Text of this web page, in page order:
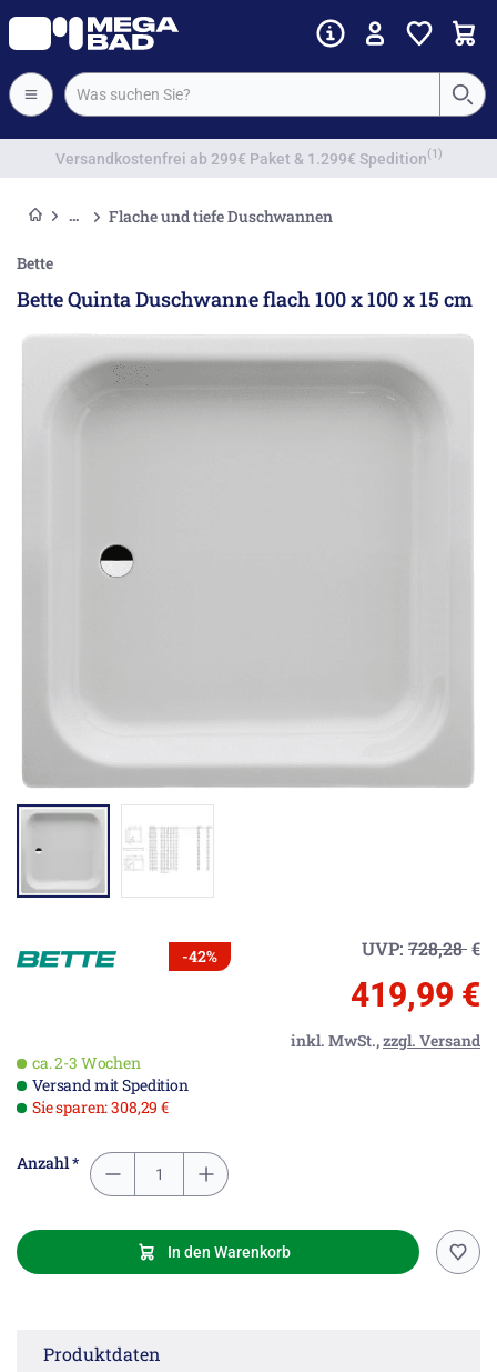
Vorkassenrabatt
Flache und tiefe Duschwannen
Bette
Bette Quinta Duschwanne flach 100 x 100 x 15 cm
-42% UVP: 728,28€
419,99 €
inkl. MwSt.,zzgl. Versand
ca. 2-3 Wochen
Versand mit Spedition
Sie sparen: 308,29 €
Anzahl *
In den Warenkorb
Produktdaten